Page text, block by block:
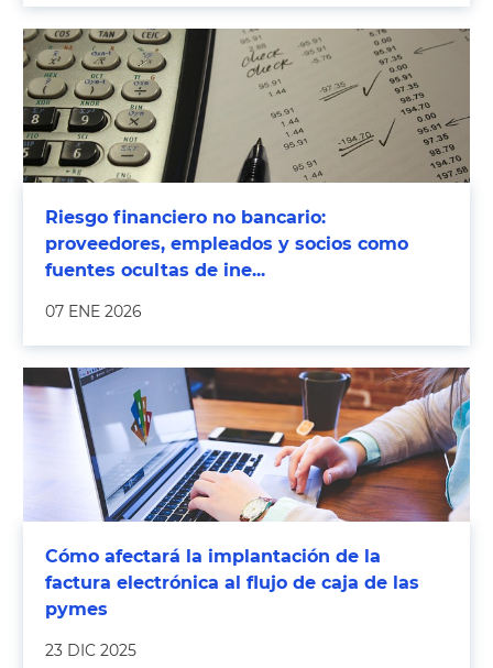
Riesgo financiero no bancario:
proveedores, empleados y socios como
fuentes ocultas de ine...
07 ENE 2026
Cómo afectará la implantación de la
factura electrónica al flujo de caja de las
pymes
23 DIC 2025